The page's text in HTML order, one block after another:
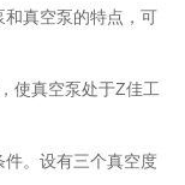
真空泵的特点，可
使真空泵处于Z佳工
。设有三个真空度